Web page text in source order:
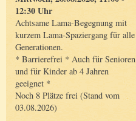
12:30 Uhr
Achtsame Lama-Begegnung mit
kurzem Lama-Spaziergang für alle
Generationen.
* Barrierefrei * Auch für Senioren
und für Kinder ab 4 Jahren
geeignet *
Noch 8 Plätze frei (Stand vom
03.08.2026)